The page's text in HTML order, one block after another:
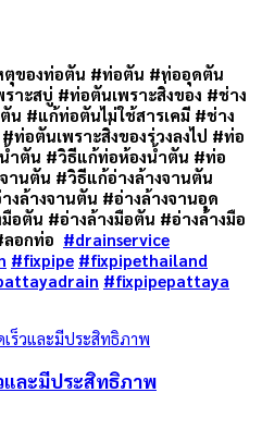
ของท่อตัน #ท่อตัน #ท่ออุดตัน
าะสบู่ #ท่อตันเพราะสิ่งของ #ช่าง
น #แก้ท่อตันไม่ใช้สารเคมี #ช่าง
ท่อตันเพราะสิ่งของร่วงลงไป #ท่อ
ำตัน #วิธีแก้ท่อห้องน้ำตัน #ท่อ
านตัน #วิธีแก้อ่างล้างจานตัน
งล้างจานตัน #อ่างล้างจานอุด
อตัน #อ่างล้างมือตัน #อ่างล้างมือ
อกท่อ #drainservice
#fixpipe #fixpipethailand
#fixpipepattaya
และมีประสิทธิภาพ